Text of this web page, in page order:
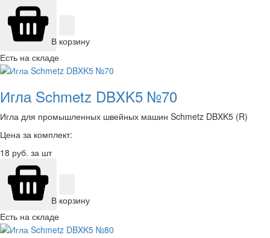
В корзину
Есть на складе
Игла Schmetz DBXK5 №70
Игла для промышленных швейных машин Schmetz DBXK5 (R)
Цена за комплект:
18 руб. за шт
В корзину
Есть на складе